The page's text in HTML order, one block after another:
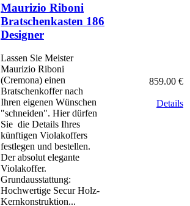
Maurizio Riboni
Bratschenkasten 186
Designer
Lassen Sie Meister
Maurizio Riboni
(Cremona) einen
Bratschenkoffer nach
Ihren eigenen Wünschen
"schneiden". Hier dürfen
Sie die Details Ihres
künftigen Violakoffers
festlegen und bestellen.
Der absolut elegante
Violakoffer.
Grundausstattung:
Hochwertige Secur Holz-
Kernkonstruktion...
859.00 €
Details